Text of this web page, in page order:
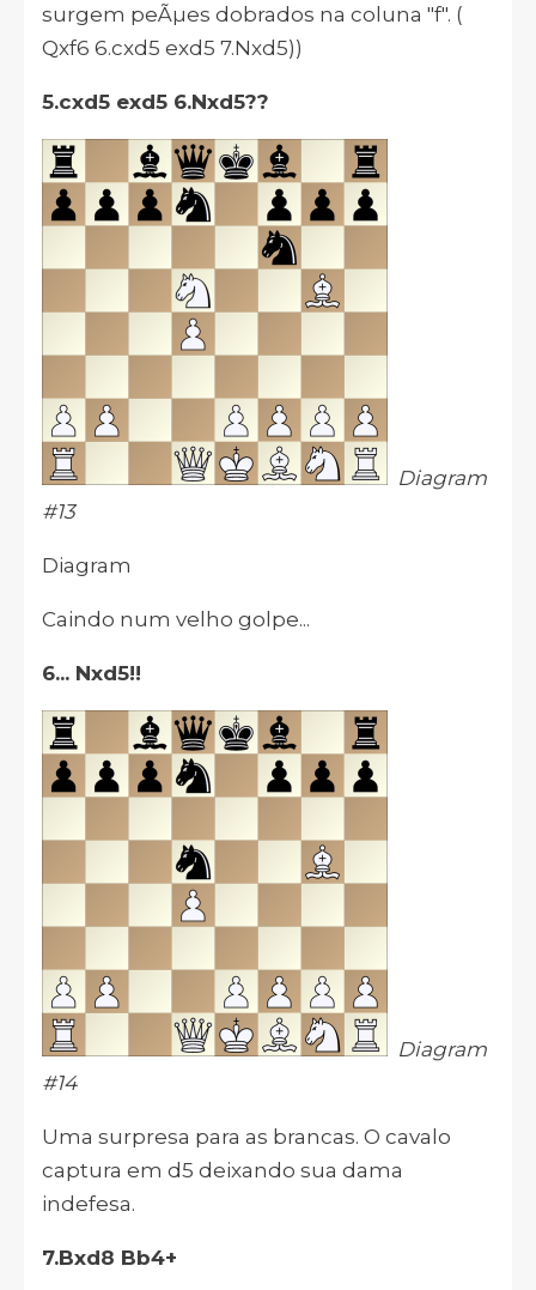
surgem peÃµes dobrados na coluna "f". (
Qxf6 6.cxd5 exd5 7.Nxd5))
5.cxd5 exd5 6.Nxd5??
Diagram
#13
Diagram
Caindo num velho golpe...
6... Nxd5!!
Diagram
#14
Uma surpresa para as brancas. O cavalo
captura em d5 deixando sua dama
indefesa.
7.Bxd8 Bb4+